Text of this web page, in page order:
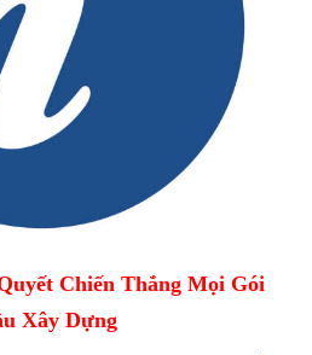
Chiến Thắng Mọi Gói
Xây Dựng